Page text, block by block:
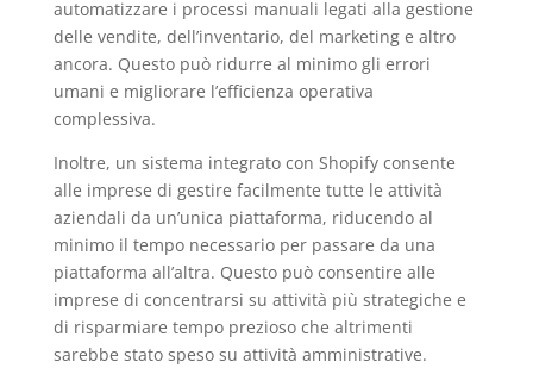
automatizzare i processi manuali legati alla gestione
delle vendite, dell’inventario, del marketing e altro
ancora. Questo può ridurre al minimo gli errori
umani e migliorare l’efficienza operativa
complessiva.
Inoltre, un sistema integrato con Shopify consente
alle imprese di gestire facilmente tutte le attività
aziendali da un’unica piattaforma, riducendo al
minimo il tempo necessario per passare da una
piattaforma all’altra. Questo può consentire alle
imprese di concentrarsi su attività più strategiche e
di risparmiare tempo prezioso che altrimenti
sarebbe stato speso su attività amministrative.